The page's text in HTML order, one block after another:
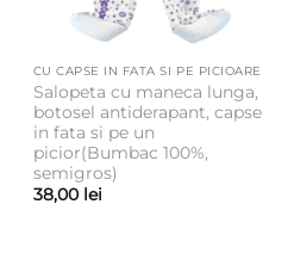
CU CAPSE IN FATA SI PE PICIOARE
Salopeta cu maneca lunga,
botosel antiderapant, capse
in fata si pe un
picior(Bumbac 100%,
semigros)
38,00 lei